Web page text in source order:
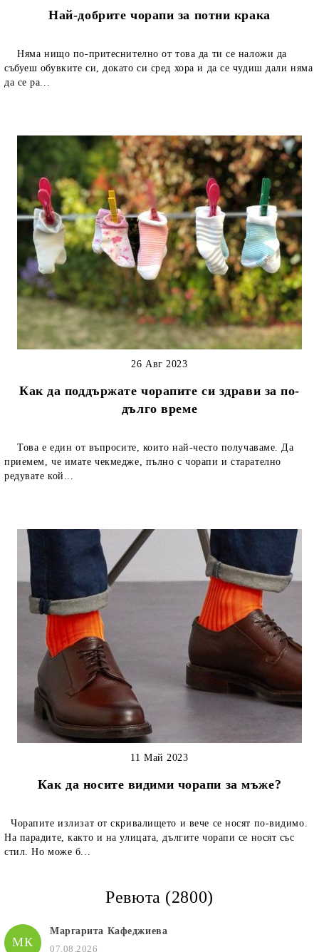
Най-добрите чорапи за потни крака
Няма нищо по-притеснително от това да ти се наложи да
събуеш обувките си, докато си сред хора и да се чудиш дали няма
да се ра...
Как да поддържате чорапите си здрави за по-
дълго време
26 Авг 2023
Това е един от въпросите, които най-често получаваме. Да
приемем, че имате чекмедже, пълно с чорапи и старателно
редувате кой...
Как да носите видими чорапи за мъже?
11 Май 2023
Чорапите излизат от скривалището и вече се носят по-видимо.
На парадите, както и на улицата, дългите чорапи се носят със
стил. Но може б...
Ревюта (2800)
МК
Маргарита Кафеджиева
07.08.2026